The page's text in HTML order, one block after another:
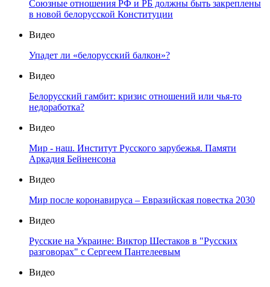
Союзные отношения РФ и РБ должны быть закреплены
в новой белорусской Конституции
Видео
Упадет ли «белорусский балкон»?
Видео
Белорусский гамбит: кризис отношений или чья-то
недоработка?
Видео
Мир - наш. Институт Русского зарубежья. Памяти
Аркадия Бейненсона
Видео
Мир после коронавируса – Евразийская повестка 2030
Видео
Русские на Украине: Виктор Шестаков в "Русских
разговорах" с Сергеем Пантелеевым
Видео